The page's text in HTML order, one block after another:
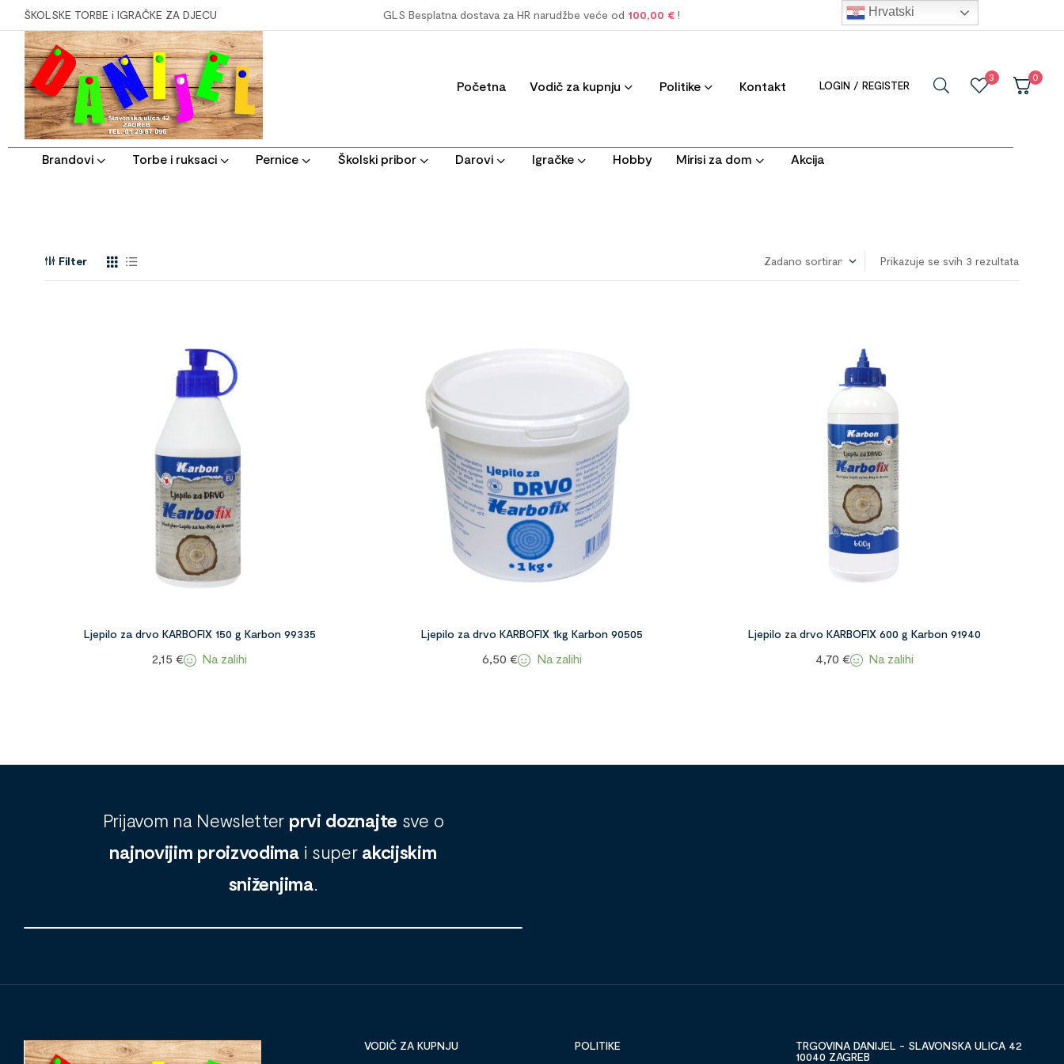
ŠKOLSKE TORBE i IGRAČKE ZA DJECU GLS Besplatna dostava za HR narudžbe veće od 100,00 € !
Početna Vodič za kupnju Politike Kontakt LOGIN / REGISTER
3 0
Brandovi Torbe i ruksaci Pernice Školski pribor Darovi Igračke Hobby Mirisi za dom Akcija
Filter Prikazuje se svih 3 rezultata
Ljepilo za drvo KARBOFIX 150 g Karbon 99335
2,15 € Na zalihi
Ljepilo za drvo KARBOFIX 1kg Karbon 90505
6,50€ Na zalihi
Ljepilo za drvo KARBOFIX 600 g Karbon 91940
4,70 € Na zalihi
Prijavom na Newsletter prvi doznajte sve o
najnovijim proizvodimai super akcijskim
sniženjima.
VODIČ ZA KUPNJU POLITIKE
TRGOVINA DANIJEL - SLAVONSKA ULICA 42
10040 ZAGREB
Hrvatski